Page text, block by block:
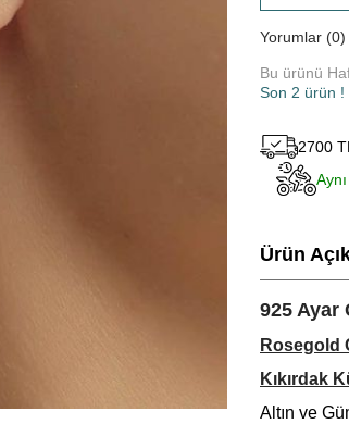
Yorumlar (0)
Bu ürünü
Son 2 ürün !
2700
Ürün
925 Ayar
Rosegold
Kıkırdak
Altın ve